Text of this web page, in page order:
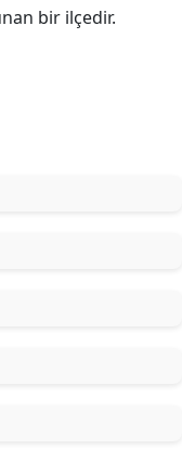
bir ilçedir.